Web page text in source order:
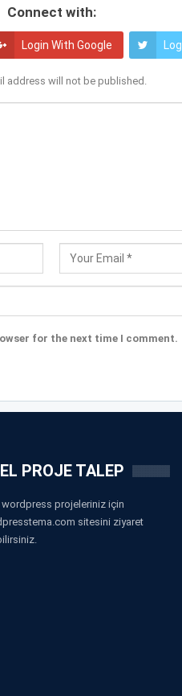
Connect with:
Login With Google
address will not be published.
for the next time I comment.
PROJE TALEP
wordpress projeleriniz için
sitesini ziyaret